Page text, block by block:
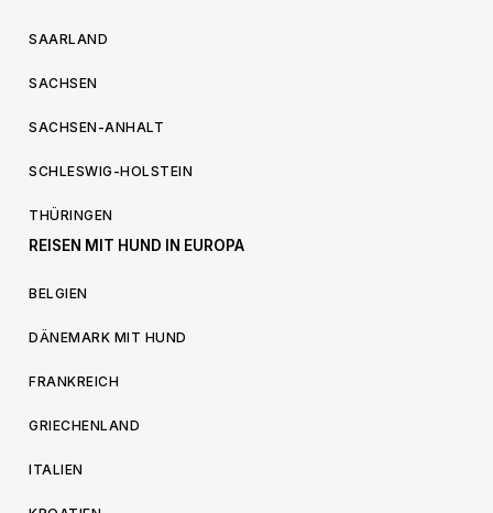
SAARLAND
SACHSEN
SACHSEN-ANHALT
SCHLESWIG-HOLSTEIN
THÜRINGEN
REISEN MIT HUND IN EUROPA
BELGIEN
DÄNEMARK MIT HUND
FRANKREICH
GRIECHENLAND
ITALIEN